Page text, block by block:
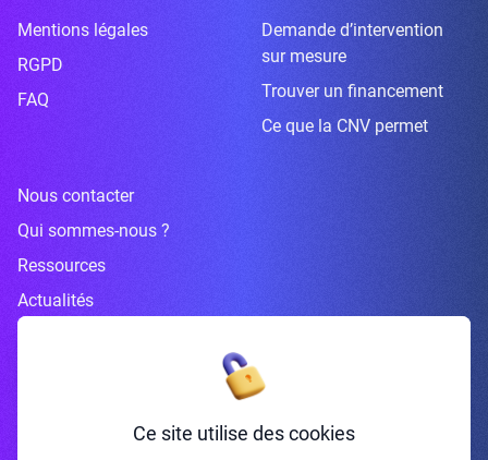
Mentions légales
RGPD
FAQ
Demande d’intervention
sur mesure
Trouver un financement
Ce que la CNV permet
Nous contacter
Qui sommes-nous ?
Ressources
Actualités
Inscrivez-vous à la newsletter
Ce site utilise des cookies